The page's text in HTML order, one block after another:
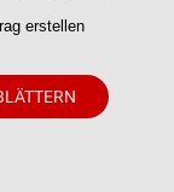
erstellen